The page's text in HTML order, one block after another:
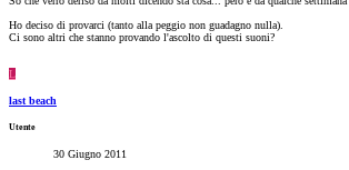
Ho deciso di provarci (tanto alla peggio non guadagno nulla).
Ci sono altri che stanno provando l'ascolto di questi suoni?
L
last beach
Utente
30 Giugno 2011